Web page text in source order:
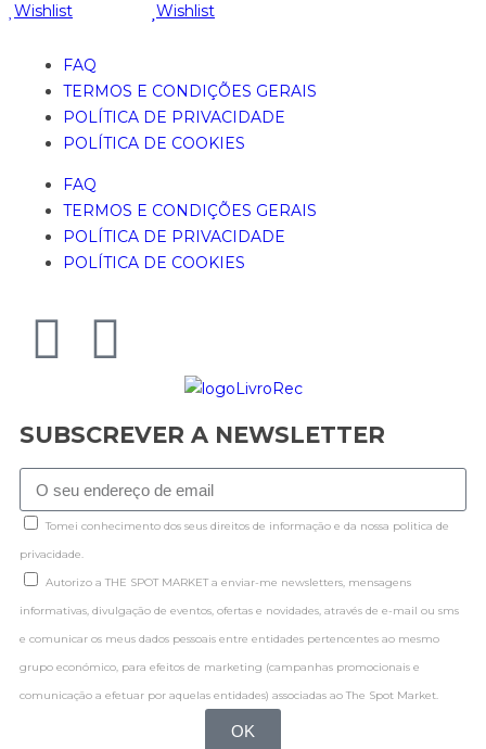
Wishlist
Wishlist
FAQ
TERMOS E CONDIÇÕES GERAIS
POLÍTICA DE PRIVACIDADE
POLÍTICA DE COOKIES
FAQ
TERMOS E CONDIÇÕES GERAIS
POLÍTICA DE PRIVACIDADE
POLÍTICA DE COOKIES
SUBSCREVER A NEWSLETTER
Tomei conhecimento dos seus direitos de informação e da nossa politica de
privacidade.
Autorizo a THE SPOT MARKET a enviar-me newsletters, mensagens
informativas, divulgação de eventos, ofertas e novidades, através de e-mail ou sms
e comunicar os meus dados pessoais entre entidades pertencentes ao mesmo
grupo económico, para efeitos de marketing (campanhas promocionais e
comunicação a efetuar por aquelas entidades) associadas ao The Spot Market.
OK